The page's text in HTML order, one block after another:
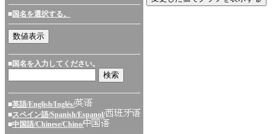
■国名を選択する。
■国名を入力してください。
■英語/English/Inglés/
■スペイン語/Spanish/Espanol/
■中国語/Chinese/Chino/